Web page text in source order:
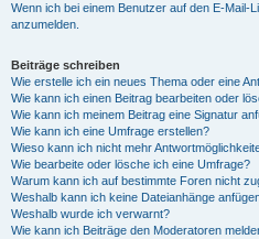
Wenn ich bei einem Benutzer auf den E-Mail-
anzumelden.
Beiträge schreiben
Wie erstelle ich ein neues Thema oder eine
Wie kann ich einen Beitrag bearbeiten oder
Wie kann ich meinem Beitrag eine Signatur
Wie kann ich eine Umfrage erstellen?
Wieso kann ich nicht mehr
Wie bearbeite oder lösche ich eine Umfrage?
Warum kann ich auf bestimmte Foren nicht
Weshalb kann ich keine Dateianhänge
Weshalb wurde ich verwarnt?
Wie kann ich Beiträge den Moderatoren